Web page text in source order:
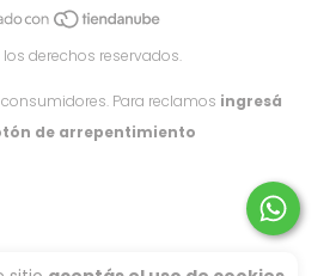
los derechos reservados.
Para reclamos ingresá
de arrepentimiento